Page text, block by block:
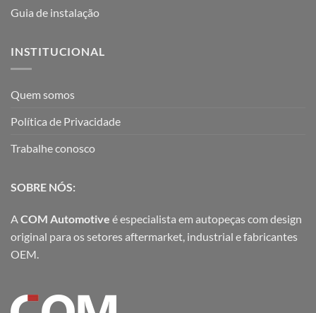
Guia de instalação
INSTITUCIONAL
Quem somos
Política de Privacidade
Trabalhe conosco
SOBRE NÓS:
ACOM Automotive é especialista em autopeças com design
original para os setores aftermarket, industrial e fabricantes
OEM.